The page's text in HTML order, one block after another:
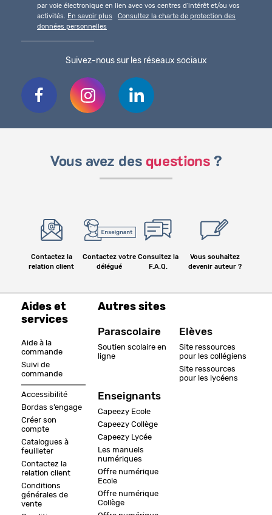
par voie électronique en lien avec vos centres d'intérêt et/ou vos
activités. En savoir plus
Consultez la charte de protection des
données personnelles
Suivez-nous sur les réseaux sociaux
Vous avez des questions ?
Contactez la
relation client
Contactez votre
délégué
Consultez la
F.A.Q.
Vous souhaitez
devenir auteur ?
Aides et
services
Aide à la
commande
Suivi de
commande
Accessibilité
Bordas s’engage
Créer son
compte
Catalogues à
feuilleter
Contactez la
relation client
Conditions
générales de
vente
Autres sites
Parascolaire
Soutien scolaire en
ligne
Enseignants
Capeezy Ecole
Capeezy Collège
Capeezy Lycée
Les manuels
numériques
Offre numérique
Ecole
Offre numérique
Collège
Elèves
Site ressources
pour les collégiens
Site ressources
pour les lycéens